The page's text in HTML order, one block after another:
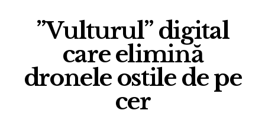
”Vulturul” digital
care elimină
dronele ostile de pe
cer